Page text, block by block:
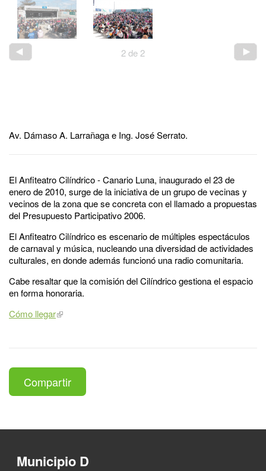
2de 2
Av. Dámaso A. Larrañaga e Ing. José Serrato.
El Anfiteatro Cilíndrico - Canario Luna, inaugurado el 23 de
enero de 2010, surge de la iniciativa de un grupo de vecinas y
vecinos de la zona que se concreta con el llamado a propuestas
del Presupuesto Participativo 2006.
El Anfiteatro Cilíndrico es escenario de múltiples espectáculos
de carnaval y música, nucleando una diversidad de actividades
culturales, en donde además funcionó una radio comunitaria.
Cabe resaltar que la comisión del Cilíndrico gestiona el espacio
en forma honoraria.
Cómo llegar
Compartir
Municipio D